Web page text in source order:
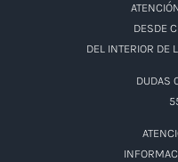
DESDE
DEL INTERIOR DE
DUDAS